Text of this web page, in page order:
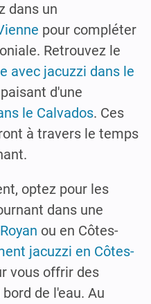
dans un
pour compléter
Retrouvez le
avec jacuzzi dans le
d'une
le Calvados. Ces
à travers le temps
optez pour les
dans une
ou en Côtes-
jacuzzi en Côtes-
vous offrir des
de l'eau. Au